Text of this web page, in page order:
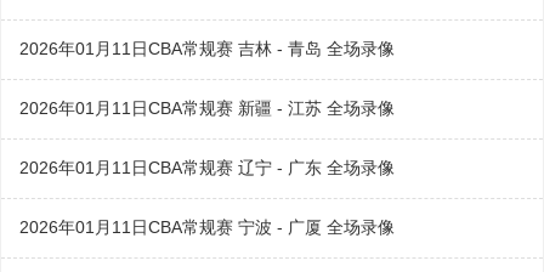
2026年01月11日CBA常规赛 吉林 - 青岛 全场录像
2026年01月11日CBA常规赛 新疆 - 江苏 全场录像
2026年01月11日CBA常规赛 辽宁 - 广东 全场录像
2026年01月11日CBA常规赛 宁波 - 广厦 全场录像